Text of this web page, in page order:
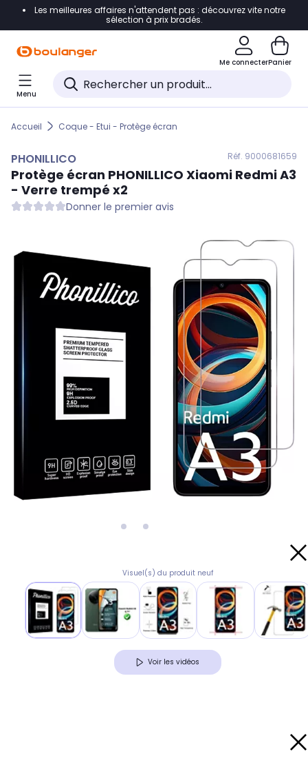
Accéder directement à la navigation
Accéder directement au pied de page
Accéder directement au chatbot
Les meilleures affaires n'attendent pas : découvrez vite notre
sélection à prix bradés.
Me connecterPanier
Menu
Accueil Coque - Etui - Protège écran
PHONILLICO Réf. 9000681659
Protège écran PHONILLICO Xiaomi Redmi A3
- Verre trempé x2
Donner le premier avis
Visuel(s) du produit neuf
Voir les vidéos